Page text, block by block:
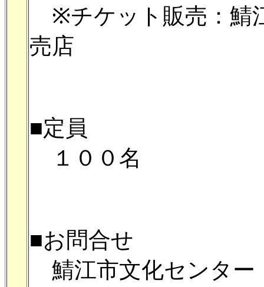
※チケット販売：鯖
売店
■定員
１００名
■お問合せ
鯖江市文化センター